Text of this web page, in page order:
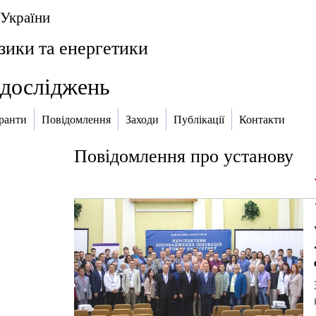
та енергетики
Повідомлення Заходи Публікації Контакти
Повідомлення про установу